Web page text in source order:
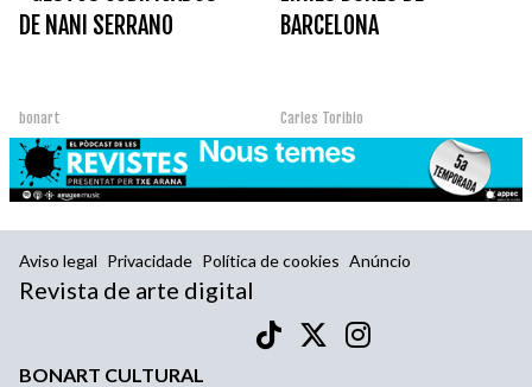
DE NANI SERRANO
bonart
BARCELONA
Carles Toribio
Aviso legal Privacidade Política de cookies Anúncio
Revista de arte digital
BONART CULTURAL